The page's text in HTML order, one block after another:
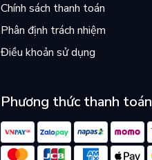
Chính sách thanh toán
Phân định trách nhiệm
Điều khoản sử dụng
Phương thức thanh toán